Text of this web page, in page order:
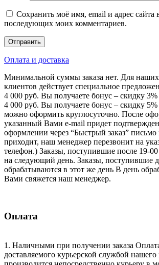
Сохранить моё имя, email и адрес сайта
последующих моих комментариев.
Оплата и доставка
Минимальной суммы заказа нет. Для
клиентов действует специальное
4 000 руб. Вы получаете бонус – скидку 3%
4 000 руб. Вы получаете бонус – скидку 5%
можно оформить круглосуточно. После
указанный Вами e-mail придет
оформлении через “Быстрый заказ” письмо
приходит, наш менеджер перезвонит на
телефон.) Заказы, поступившие после 19-
на следующий день. Заказы, поступившие
обрабатываются в этот же день В день
Вами свяжется наш менеджер.
Оплата
1. Наличными при получении заказа Оплата
доставляемого курьерской службой нашего